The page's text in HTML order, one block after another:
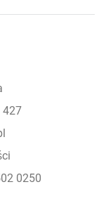
427
0250